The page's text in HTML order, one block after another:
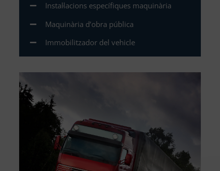
Instal·lacions específiques maquinària
Maquinària d’obra pública
Immobilitzador del vehicle